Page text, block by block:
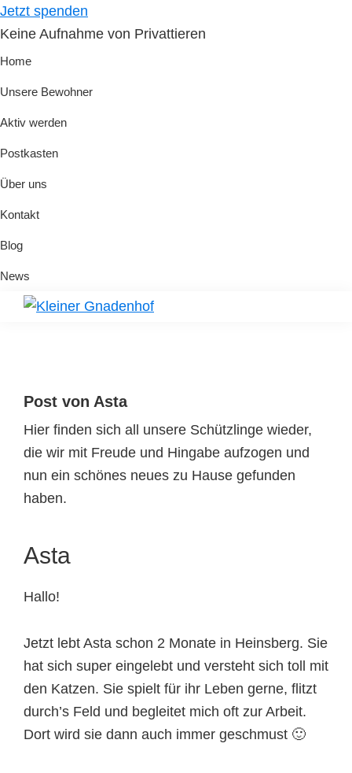
Skip
to
primary
Skip
to
main
Jetzt spenden
Keine Aufnahme von Privattieren
Home
Unsere Bewohner
Aktiv werden
Postkasten
Über uns
Kontakt
Blog
News
Post von Asta
Hier finden sich all unsere Schützlinge wieder,
die wir mit Freude und Hingabe aufzogen und
nun ein schönes neues zu Hause gefunden
haben.
Asta
Hallo!
Jetzt lebt Asta schon 2 Monate in Heinsberg. Sie
hat sich super eingelebt und versteht sich toll mit
den Katzen. Sie spielt für ihr Leben gerne, flitzt
durch’s Feld und begleitet mich oft zur Arbeit.
Dort wird sie dann auch immer geschmust 🙂